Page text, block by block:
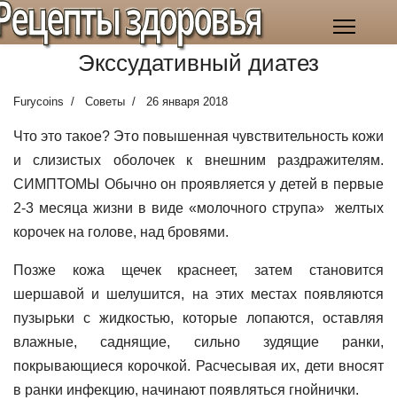
здоровья
Экссудативный диатез
Furycoins Советы 26 января 2018
Что это такое? Это повышенная чувствительность кожи
и слизистых оболочек к внешним раздражителям.
СИМПТОМЫ Обычно он проявляется у детей в первые
2-3 месяца жизни в виде «молочного струпа» желтых
корочек на голове, над бровями.
Позже кожа щечек краснеет, затем становится
шершавой и шелушится, на этих местах появляются
пузырьки с жидкостью, которые лопаются, оставляя
влажные, саднящие, сильно зудящие ранки,
покрывающиеся корочкой. Расчесывая их, дети вносят
в ранки инфекцию, начинают появляться гнойнички.